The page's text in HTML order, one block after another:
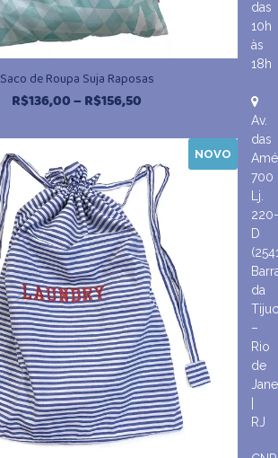
Saco de Roupa Suja Raposas
R$136,00–R$156,50
preço:
R$136,00
através
R$156,50
NOVO
das
10h
às
18h
Av.
das
700
Lj.
D
da
–
Rio
de
RJ